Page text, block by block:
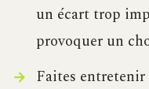
un écart trop
provoquer un
Faites